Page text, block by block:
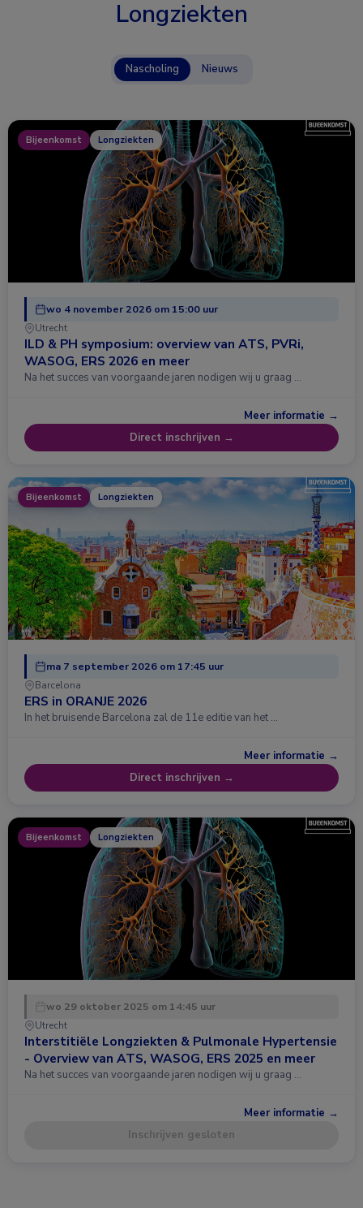
Longziekten
Nascholing Nieuws
Bijeenkomst Longziekten
wo 4 november 2026 om 15:00 uur
Utrecht
ILD & PH symposium: overview van ATS, PVRi,
WASOG, ERS 2026 en meer
Na het succes van voorgaande jaren nodigen wij u graag …
Meer informatie →
Direct inschrijven →
Bijeenkomst Longziekten
ma 7 september 2026 om 17:45 uur
Barcelona
ERS in ORANJE 2026
In het bruisende Barcelona zal de 11e editie van het …
Meer informatie →
Direct inschrijven →
Bijeenkomst Longziekten
wo 29 oktober 2025 om 14:45 uur
Utrecht
Interstitiële Longziekten & Pulmonale Hypertensie
- Overview van ATS, WASOG, ERS 2025 en meer
Na het succes van voorgaande jaren nodigen wij u graag …
Meer informatie →
Inschrijven gesloten